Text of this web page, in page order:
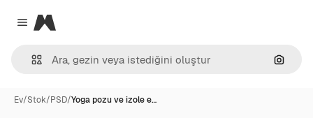
Close menu
Magnific
Ev/Stok/PSD/Yoga pozu ve izole e…